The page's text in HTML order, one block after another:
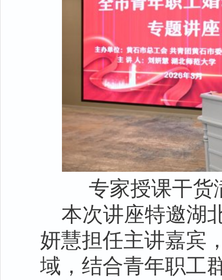
专家授课干货
本次讲座特邀湖
妍慧担任主讲嘉宾
域，结合青年职工